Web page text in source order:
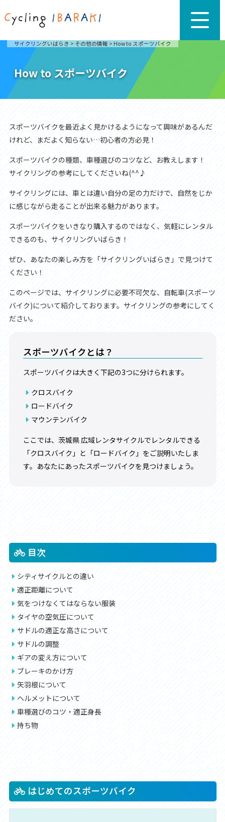
サイクリングいばらき > その他の情報 > How to スポーツバイク
How to スポーツバイク
スポーツバイクを最近よく見かけるようになって興味があるんだ
けれど、まだよく知らない…初心者の方必見！
スポーツバイクの種類、車種選びのコツなど、お教えします！
サイクリングの参考にしてくださいね(^^♪
サイクリングには、車とは違い自分の足の力だけで、自然をじか
に感じながら走ることが出来る魅力があります。
スポーツバイクをいきなり購入するのではなく、気軽にレンタル
できるのも、サイクリングいばらき！
ぜひ、あなたの楽しみ方を「サイクリングいばらき」で見つけて
ください！
このページでは、サイクリングに必要不可欠な、自転車(スポーツ
バイク)について紹介しております。サイクリングの参考にしてく
ださい。
スポーツバイクとは？
スポーツバイクは大きく下記の3つに分けられます。
クロスバイク
ロードバイク
マウンテンバイク
ここでは、茨城県 広域レンタサイクルでレンタルできる
「クロスバイク」と「ロードバイク」をご説明いたしま
す。あなたにあったスポーツバイクを見つけましょう。
目次
シティサイクルとの違い
適正距離について
気をつけなくてはならない服装
タイヤの空気圧について
サドルの適正な高さについて
サドルの調整
ギアの変え方について
ブレーキのかけ方
矢羽根について
ヘルメットについて
車種選びのコツ・適正身長
持ち物
はじめてのスポーツバイク